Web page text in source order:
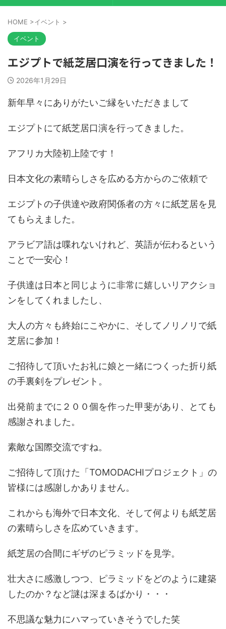
HOME >イベント >
イベント
エジプトで紙芝居口演を行ってきました！
2026年1月29日
新年早々にありがたいご縁をいただきまして
エジプトにて紙芝居口演を行ってきました。
アフリカ大陸初上陸です！
日本文化の素晴らしさを広める方からのご依頼で
エジプトの子供達や政府関係者の方々に紙芝居を見
てもらえました。
アラビア語は喋れないけれど、英語が伝わるという
ことで一安心！
子供達は日本と同じように非常に嬉しいリアクショ
ンをしてくれましたし、
大人の方々も終始にこやかに、そしてノリノリで紙
芝居に参加！
ご招待して頂いたお礼に娘と一緒につくった折り紙
の手裏剣をプレゼント。
出発前までに２００個を作った甲斐があり、とても
感謝されました。
素敵な国際交流ですね。
ご招待して頂けた「TOMODACHIプロジェクト」の
皆様には感謝しかありません。
これからも海外で日本文化、そして何よりも紙芝居
の素晴らしさを広めていきます。
紙芝居の合間にギザのピラミッドを見学。
壮大さに感激しつつ、ピラミッドをどのように建築
したのか？など謎は深まるばかり・・・
不思議な魅力にハマっていきそうでした笑